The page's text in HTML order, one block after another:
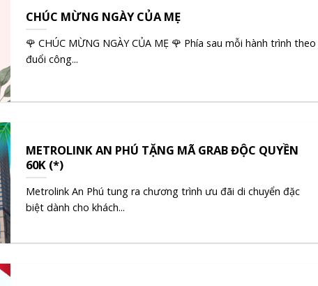
CHÚC MỪNG NGÀY CỦA MẸ
🌹 CHÚC MỪNG NGÀY CỦA MẸ 🌹 Phía sau mỗi hành trình theo
đuổi công...
METROLINK AN PHÚ TẶNG MÃ GRAB ĐỘC QUYỀN
60K (*)
Metrolink An Phú tung ra chương trình ưu đãi di chuyển đặc
biệt dành cho khách...